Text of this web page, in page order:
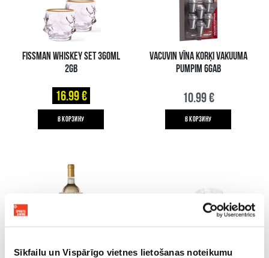
Sīkfailu un Vispārīgo vietnes lietošanas noteikumu
FISSMAN WHISKEY SET 360ML
2GB
16.99 €
B КОРЗИНУ
VACUVIN VĪNA KORĶI VAKUUMA
PUMPIM 6GAB
10.99 €
B КОРЗИНУ
VACUVIN VĪNA PUDELES
FISSMAN WHISKEY SET 290ML